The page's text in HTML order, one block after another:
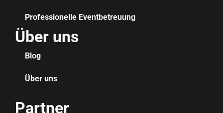
Professionelle Eventbetreuung
Über uns
Blog
Über uns
Partner